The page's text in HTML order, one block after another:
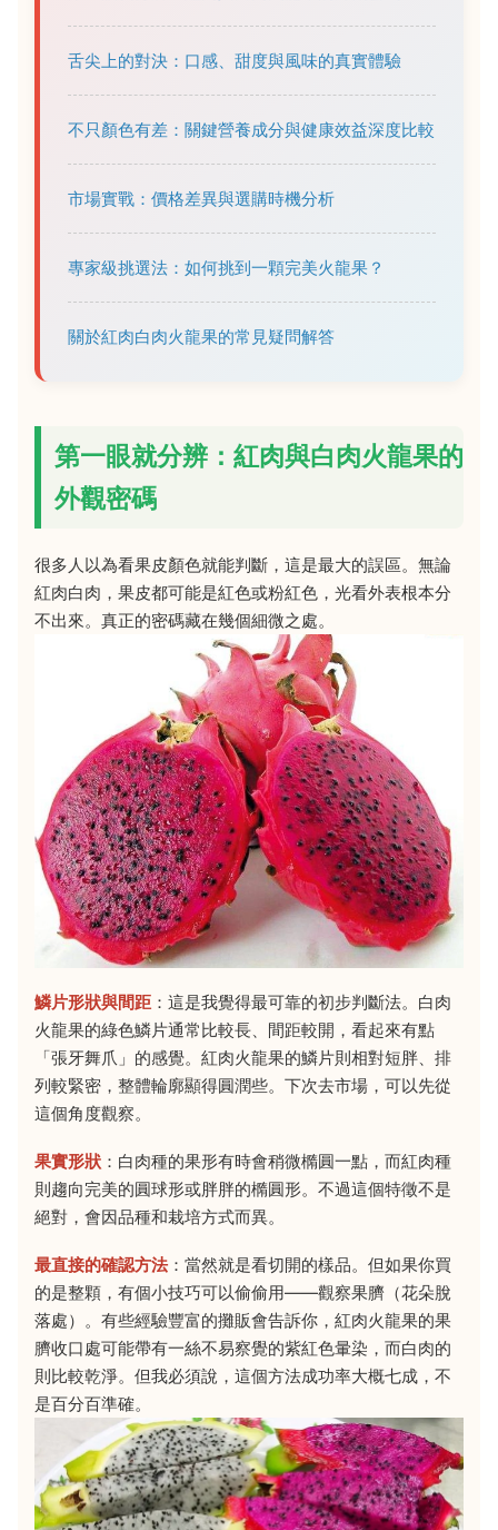
舌尖上的對決：口感、甜度與風味的真實體驗
不只顏色有差：關鍵營養成分與健康效益深度比較
市場實戰：價格差異與選購時機分析
專家級挑選法：如何挑到一顆完美火龍果？
關於紅肉白肉火龍果的常見疑問解答
第一眼就分辨：紅肉與白肉火龍果的
外觀密碼
很多人以為看果皮顏色就能判斷，這是最大的誤區。無論
紅肉白肉，果皮都可能是紅色或粉紅色，光看外表根本分
不出來。真正的密碼藏在幾個細微之處。
鱗片形狀與間距 ：這是我覺得最可靠的初步判斷法。白肉
火龍果的綠色鱗片通常比較長、間距較開，看起來有點
「張牙舞爪」的感覺。紅肉火龍果的鱗片則相對短胖、排
列較緊密，整體輪廓顯得圓潤些。下次去市場，可以先從
這個角度觀察。
果實形狀 ：白肉種的果形有時會稍微橢圓一點，而紅肉種
則趨向完美的圓球形或胖胖的橢圓形。不過這個特徵不是
絕對，會因品種和栽培方式而異。
最直接的確認方法：當然就是看切開的樣品。但如果你買
的是整顆，有個小技巧可以偷偷用——觀察果臍（花朵脫
落處）。有些經驗豐富的攤販會告訴你，紅肉火龍果的果
臍收口處可能帶有一絲不易察覺的紫紅色暈染，而白肉的
則比較乾淨。但我必須說，這個方法成功率大概七成，不
是百分百準確。